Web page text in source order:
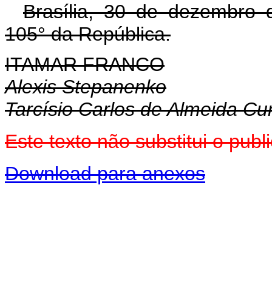
Brasília, 30 de dezembro
105° da República.
ITAMAR FRANCO
Alexis Stepanenko
Tarcísio Carlos de Almeida
Este texto não substitui o
Download para anexos